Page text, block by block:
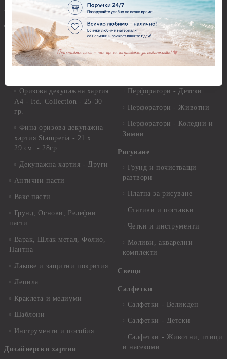
Приложни техники и
Декупаж
Декупажна хартия
Оризова декупажна
хартия А4 - Alchemy of Art -
Оризова декупажна хартия
А4 - Itd. Collection - 25-30
гр.
Фина оризова декупажна
хартия Stamperia - 21 х
29.см. - 28гр.
Декупажна хартия - Други
Антични пасти
Вакс пасти
Грунд, Основи, Релефни
пасти
Варак, Шлак метал, Фолио,
Пантна
Лакове и защитни покрития
Лепила
Краклета и медиуми
Шаблони
Инструменти и пособия
Дизайнерски хартии
Перфоратори Основни
Фигури - кръгове, овали
Перфоратори - Сърца и
звезди
Перфоратори - Цветя, листа
Перфоратори - Детски
Перфоратори - Животни
Перфоратори - Коледни и
Зимни
Рисуване
Грунд и почистващи
разтвори
Платна за рисуване
Стативи и поставки
Четки и инструменти
Моливи, акварелни
комплекти
Свещи
Салфетки
Салфетки - Великден
Салфетки - Детски
Салфетки - Животни, птици
и насекоми